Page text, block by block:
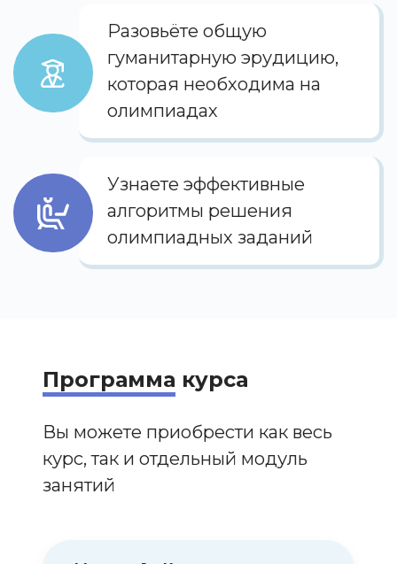
Разовьёте общую
гуманитарную эрудицию,
которая необходима на
олимпиадах
Узнаете эффективные
алгоритмы решения
олимпиадных заданий
Программа курса
Вы можете приобрести как весь
курс, так и отдельный модуль
занятий